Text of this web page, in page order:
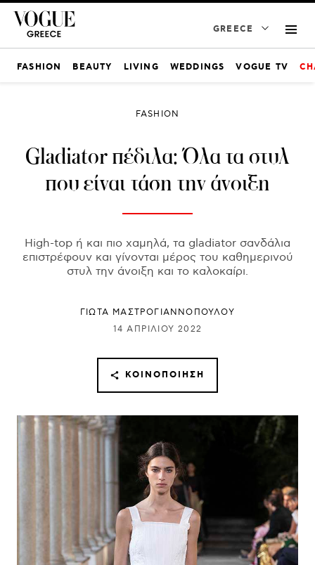
GREECE
FASHION BEAUTY LIVING WEDDINGS VOGUE TV
FASHION
Gladiator πέδιλα: Όλα τα στυλ
που είναι τάση την άνοιξη
High-top ή και πιο χαμηλά, τα gladiator σανδάλια
επιστρέφουν και γίνονται μέρος του καθημερινού
στυλ την άνοιξη και το καλοκαίρι.
ΓΙΩΤΑ ΜΑΣΤΡΟΓΙΑΝΝΟΠΟΥΛΟΥ
14 ΑΠΡΙΛΊΟΥ 2022
ΚΟΙΝΟΠΟΊΗΣΗ